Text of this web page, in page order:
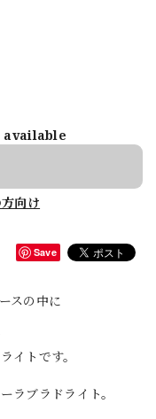
向け
Save
スの中に
イトです。
ラブラドライト。